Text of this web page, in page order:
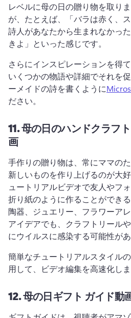
レベルに母の日の贈り物を取りま
が、たとえば、「バラは赤く、
詩人があなたから生まれなかっ
きよ」といった感じです。
さらにインスピレーションを得
いくつかの物語や詳細でそれを
ーメイドの詩を書くように
ださい。
11.母の日のハンドクラフ
画
新しいものを作り上げるのが大
ュートリアルビデオで友人やフ
折り紙のように作ることができ
陶器、ジュエリー、フラワーア
アイデアでも、クラフトリール
にウイルスに感染する可能性があ
簡単なチュートリアルスタイル
用して、ビデオ編集を高速化しま
12.母の日ギフト ガイド動